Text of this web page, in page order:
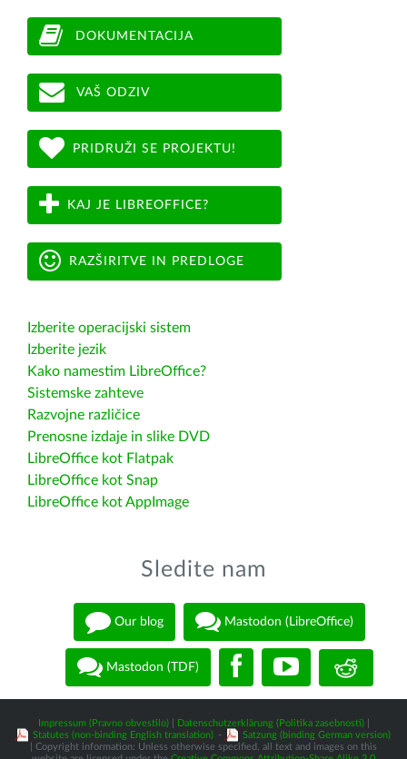
DOKUMENTACIJA
VAŠ ODZIV
PRIDRUŽI SE PROJEKTU!
KAJ JE LIBREOFFICE?
RAZŠIRITVE IN PREDLOGE
Izberite operacijski sistem
Izberite jezik
Kako namestim LibreOffice?
Sistemske zahteve
Razvojne različice
Prenosne izdaje in slike DVD
LibreOffice kot Flatpak
LibreOffice kot Snap
LibreOffice kot AppImage
Sledite nam
Our blog Mastodon (LibreOffice)
Mastodon (TDF)
Impressum (Pravno obvestilo)| Datenschutzerklärung (Politika zasebnosti)|
Statutes (non-binding English translation) -
Satzung (binding German version)
| Copyright information: Unless otherwise specified, all text and images on this